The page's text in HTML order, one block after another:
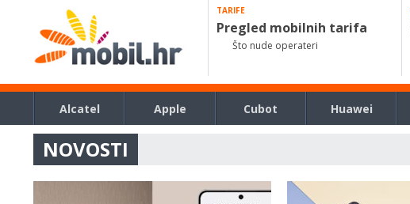
TARIFE
Pregled mobilnih tarifa
Što nude operateri
Alcatel Apple Cubot Huawei
NOVOSTI